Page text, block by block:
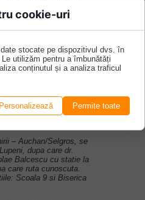
B. Rudului
Centru, traseu normal
Lupeni, Stefan cel
cu statie la Muzeul de
Nu se pot
Selgros– Bariera Unirii
– Auchan/Selgros, se
dupa care dr.
Balcescu cu statie la
care ruta cunoscuta.
Scoala 9 si Biserica
cookie-uri
stocate pe dispozitivul dvs. în
utilizăm pentru a îmbunătăți
conținutul și a analiza traficul
Personalizează Permite toate